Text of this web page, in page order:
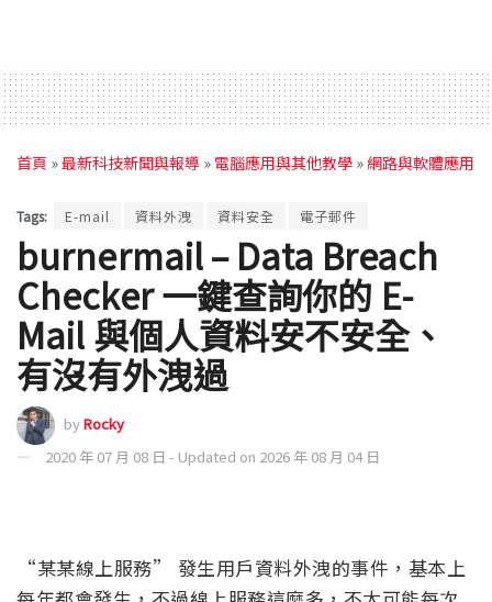
首頁 »最新科技新聞與報導 » 電腦應用與其他教學 »網路與軟體應用
Tags: E-mail 資料外洩 資料安全 電子郵件
burnermail – Data Breach
Checker 一鍵查詢你的 E-
Mail 與個人資料安不安全、
有沒有外洩過
byRocky
2020 年 07 月 08 日 - Updated on 2026 年 08 月 04 日
“某某線上服務” 發生用戶資料外洩的事件，基本上